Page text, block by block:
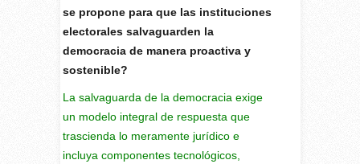
se propone para que las instituciones
electorales salvaguarden la
democracia de manera proactiva y
sostenible?
La salvaguarda de la democracia exige
un modelo integral de respuesta que
trascienda lo meramente jurídico e
incluya componentes tecnológicos,